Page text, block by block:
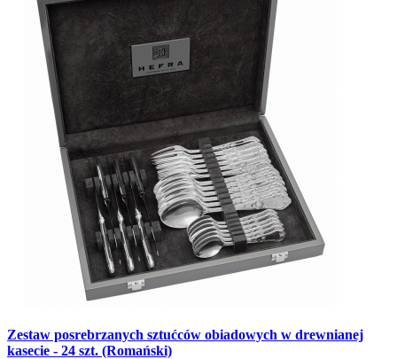
Zestaw posrebrzanych sztućców obiadowych w drewnianej
kasecie - 24 szt. (Romański)